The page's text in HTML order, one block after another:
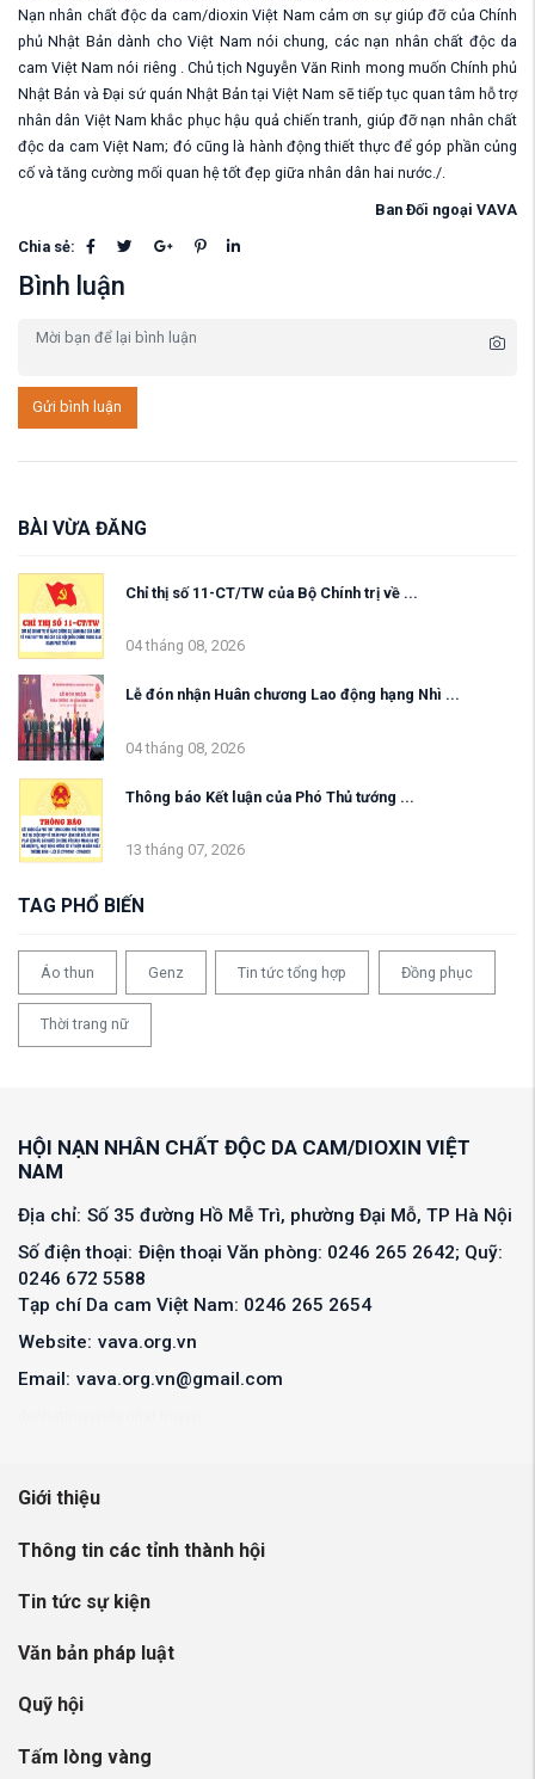
Nạn nhân chất độc da cam/dioxin Việt Nam cảm ơn sự giúp đỡ của Chính
phủ Nhật Bản dành cho Việt Nam nói chung, các nạn nhân chất độc da
cam Việt Nam nói riêng . Chủ tịch Nguyễn Văn Rinh mong muốn Chính phủ
Nhật Bản và Đại sứ quán Nhật Bản tại Việt Nam sẽ tiếp tục quan tâm hỗ trợ
nhân dân Việt Nam khắc phục hậu quả chiến tranh, giúp đỡ nạn nhân chất
độc da cam Việt Nam; đó cũng là hành động thiết thực để góp phần củng
cố và tăng cường mối quan hệ tốt đẹp giữa nhân dân hai nước./.
Ban Đối ngoại VAVA
Chia sẻ:
Bình luận
Gửi bình luận
BÀI VỪA ĐĂNG
Chỉ thị số 11-CT/TW của Bộ Chính trị về ...
04 tháng 08, 2026
Lễ đón nhận Huân chương Lao động hạng Nhì ...
04 tháng 08, 2026
Thông báo Kết luận của Phó Thủ tướng ...
13 tháng 07, 2026
TAG PHỔ BIẾN
Áo thun Genz Tin tức tổng hợp Đồng phục
Thời trang nữ
HỘI NẠN NHÂN CHẤT ĐỘC DA CAM/DIOXIN VIỆT
NAM
Địa chỉ: Số 35 đường Hồ Mễ Trì, phường Đại Mỗ, TP Hà Nội
Số điện thoại: Điện thoại Văn phòng: 0246 265 2642; Quỹ:
0246 672 5588
Tạp chí Da cam Việt Nam: 0246 265 2654
Website: vava.org.vn
Email: vava.org.vn@gmail.com
Giới thiệu
Thông tin các tỉnh thành hội
Tin tức sự kiện
Văn bản pháp luật
Quỹ hội
Tấm lòng vàng